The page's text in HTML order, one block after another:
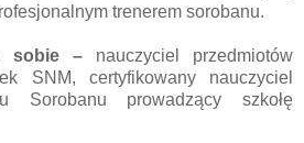
trenerem sorobanu.
sobie – nauczyciel przedmiotów
SNM, certyfikowany nauczyciel
Sorobanu prowadzący szkołę